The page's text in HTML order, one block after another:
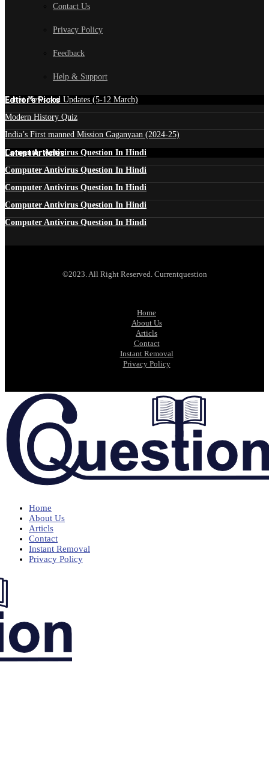
Contact Us
Privacy Policy
Feedback
Help & Support
Edtior's Picks
Latest News and Updates (5-12 March)
Modern History Quiz
India’s First manned Mission Gaganyaan (2024-25)
Latest Articles
Computer Antivirus Question In Hindi
Computer Antivirus Question In Hindi
Computer Antivirus Question In Hindi
Computer Antivirus Question In Hindi
Computer Antivirus Question In Hindi
©2023. All Right Reserved. Currentquestion
Home
About Us
Articls
Contact
Instant Removal
Privacy Policy
Home
About Us
Articls
Contact
Instant Removal
Privacy Policy